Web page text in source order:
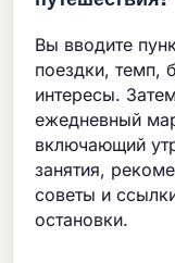
Вы вводите
поездки, темп,
интересы.
ежедневный
включающий
занятия,
советы и
остановки.